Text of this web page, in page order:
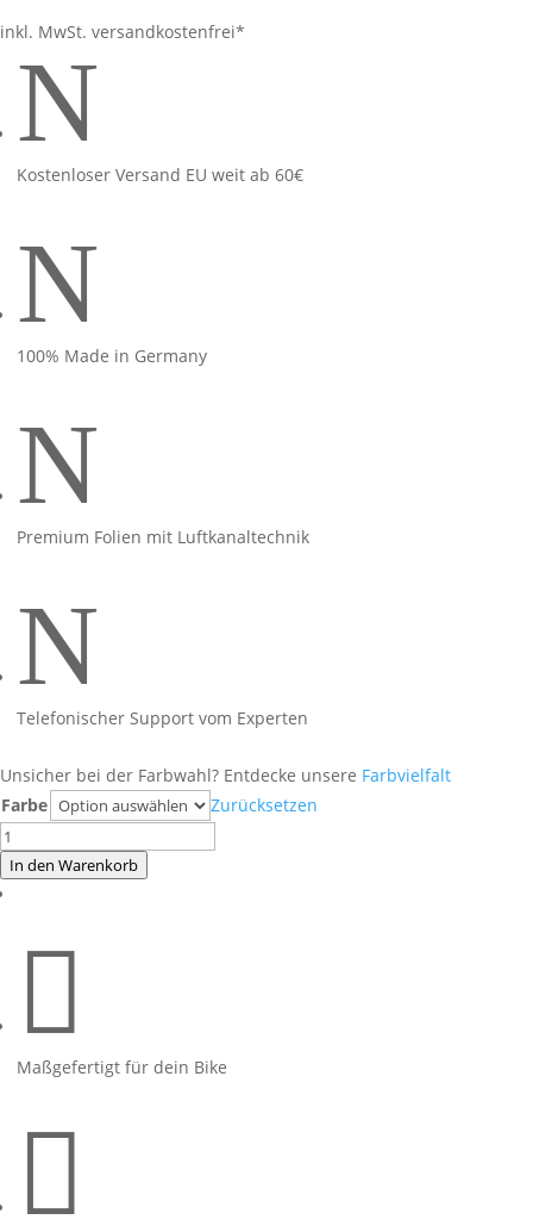
inkl. MwSt. versandkostenfrei*
N
Kostenloser Versand EU weit ab 60€
N
100% Made in Germany
N
Premium Folien mit Luftkanaltechnik
N
Telefonischer Support vom Experten
Unsicher bei der Farbwahl? Entdecke unsere Farbvielfalt
Farbe
Zurücksetzen
MT07
orange
auf
In den Warenkorb

Maßgefertigt für dein Bike
